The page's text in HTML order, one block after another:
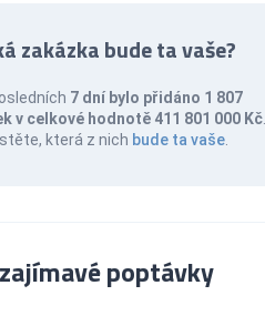
zakázka bude ta vaše?
7 dní bylo přidáno 1 807
v celkové hodnotě 411 801 000 Kč
která z nich bude ta vaše.
poptávky